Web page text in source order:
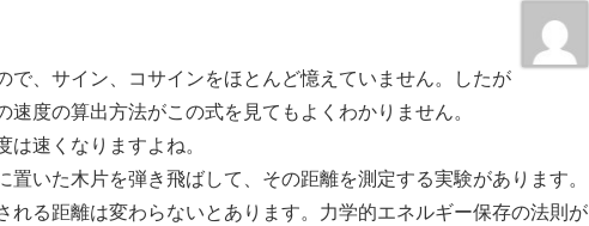
で、サイン、コサインをほとんど憶えていません。したが
度の算出方法がこの式を見てもよくわかりません。
速くなりますよね。
いた木片を弾き飛ばして、その距離を測定する実験があります。
れる距離は変わらないとあります。力学的エネルギー保存の法則が